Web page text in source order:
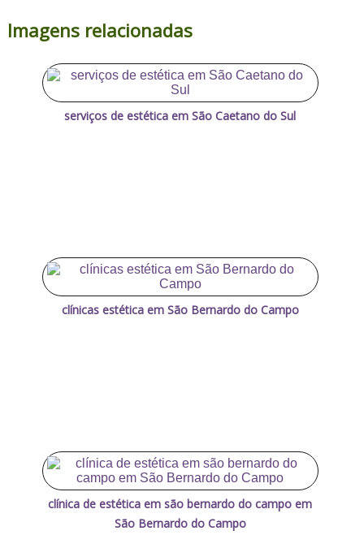
Imagens relacionadas
serviços de estética em São Caetano do Sul
clínicas estética em São Bernardo do Campo
clínica de estética em são bernardo do campo em
São Bernardo do Campo